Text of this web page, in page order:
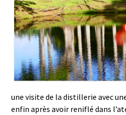
une visite de la distillerie avec
enfin après avoir reniflé dans